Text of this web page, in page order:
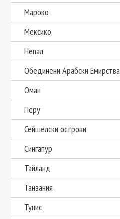
Мароко
Мексико
Непал
Обединени Арабски Емирства
Оман
Перу
Сейшелски острови
Сингапур
Тайланд
Танзания
Тунис